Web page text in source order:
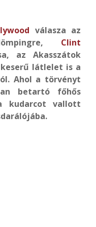
válasza az
Clint
az Akasszátok
látlelet is a
Ahol a törvényt
betartó főhős
kudarcot vallott